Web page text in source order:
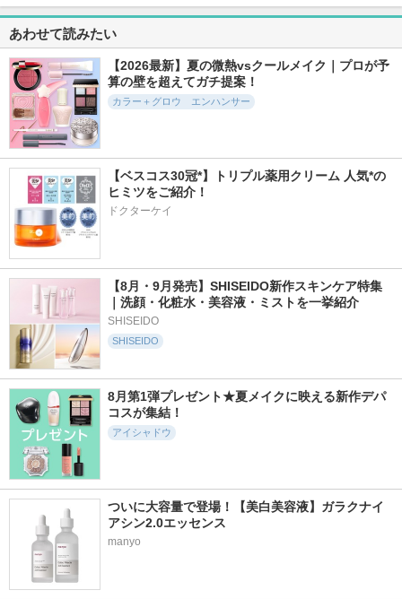
KANEBO
5.7
5855件
シグニチャー カラ
ー アイズ
SUQQU(スック) コスメデコルテ
SUQQU(スック)
5.5
1681件
モノアイカラーレー
ション
ルナソル
5.4
3876件
ブラッシュ Ｎ
NARS
5.6
801件
5.6
22063件
超細芯アイブロウ
セザンヌ インウイ セザンヌ
あわせて読みたい
【2026最新】夏の微熱vsクールメイク｜プロが予
算の壁を超えてガチ提案！
カラー＋グロウ エンハンサー
【ベスコス30冠*】トリプル薬用クリーム 人気*の
ヒミツをご紹介！
ドクターケイ
【8月・9月発売】SHISEIDO新作スキンケア特集
｜洗顔・化粧水・美容液・ミストを一挙紹介
SHISEIDO
SHISEIDO
8月第1弾プレゼント★夏メイクに映える新作デパ
コスが集結！
アイシャドウ
ついに大容量で登場！【美白美容液】ガラクナイ
アシン2.0エッセンス
manyo